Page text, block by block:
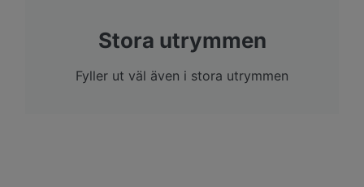
Stora utrymmen
Fyller ut väl även i stora utrymmen